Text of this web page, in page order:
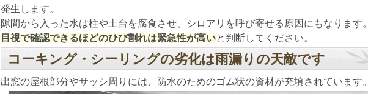
発生します。
隙間から入った水は柱や土台を腐食させ、シロアリを呼び寄せる原因にもなります。
目視で確認できるほどのひび割れは緊急性が高いと判断してください。
コーキング・シーリングの劣化は雨漏りの天敵です
出窓の屋根部分やサッシ周りには、防水のためのゴム状の資材が充填されています。